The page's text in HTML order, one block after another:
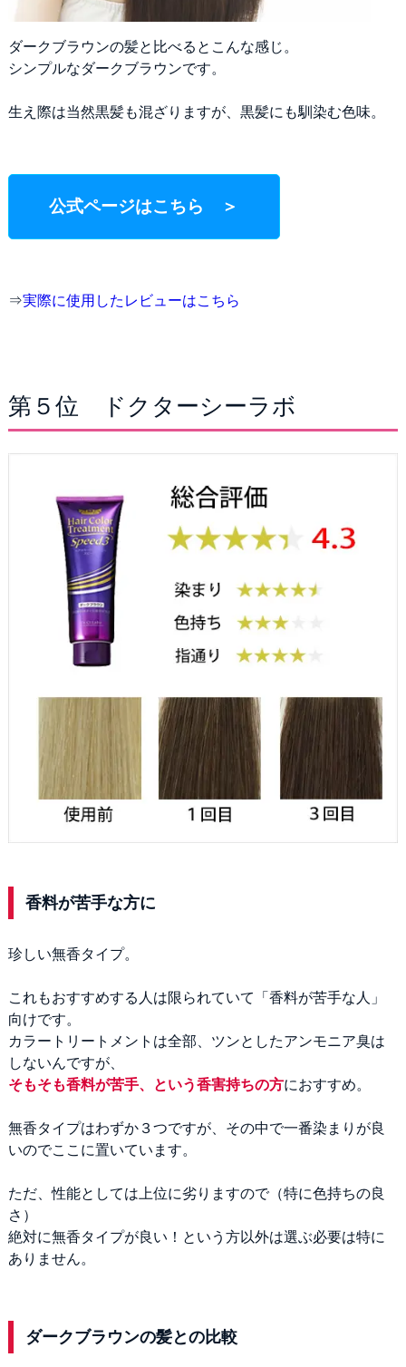
ダークブラウンの髪と比べるとこんな感じ。
シンプルなダークブラウンです。
生え際は当然黒髪も混ざりますが、黒髪にも馴染む色味。
公式ページはこちら ＞
⇒実際に使用したレビューはこちら
第５位 ドクターシーラボ
香料が苦手な方に
珍しい無香タイプ。
これもおすすめする人は限られていて「香料が苦手な人」
向けです。
カラートリートメントは全部、ツンとしたアンモニア臭は
しないんですが、
そもそも香料が苦手、という香害持ちの方におすすめ。
無香タイプはわずか３つですが、その中で一番染まりが良
いのでここに置いています。
ただ、性能としては上位に劣りますので（特に色持ちの良
さ）
絶対に無香タイプが良い！という方以外は選ぶ必要は特に
ありません。
ダークブラウンの髪との比較